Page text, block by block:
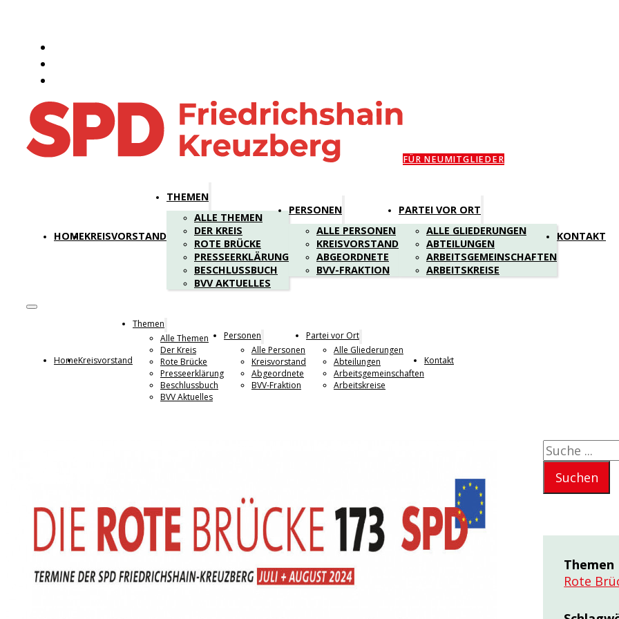
FÜR NEUMITGLIEDER
HOMEKREISVORSTAND
THEMEN
ALLE THEMEN
DER KREIS
ROTE BRÜCKE
PRESSEERKLÄRUNG
BESCHLUSSBUCH
BVV AKTUELLES
PERSONEN
ALLE PERSONEN
KREISVORSTAND
ABGEORDNETE
BVV-FRAKTION
PARTEI VOR ORT
ALLE GLIEDERUNGEN
ABTEILUNGEN
ARBEITSGEMEINSCHAFTEN
ARBEITSKREISE
KONTAKT
HomeKreisvorstand
Themen
Alle Themen
Der Kreis
Rote Brücke
Presseerklärung
Beschlussbuch
BVV Aktuelles
Personen
Alle Personen
Kreisvorstand
Abgeordnete
BVV-Fraktion
Partei vor Ort
Alle Gliederungen
Abteilungen
Arbeitsgemeinschaften
Arbeitskreise
Kontakt
Suchen
Suchen
Themen
Rote